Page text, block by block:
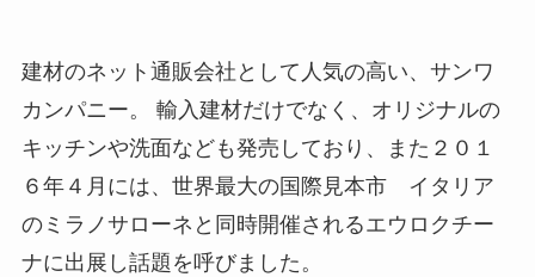
建材のネット通販会社として人気の高い、サンワ
カンパニー。 輸入建材だけでなく、オリジナルの
キッチンや洗面なども発売しており、また２０１
６年４月には、世界最大の国際見本市 イタリア
のミラノサローネと同時開催されるエウロクチー
ナに出展し話題を呼びました。